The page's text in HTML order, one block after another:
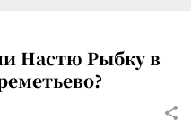
Настю Рыбку в